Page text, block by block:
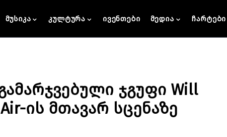
მუსიკა კულტურა ივენთები მედია ჩარტები
ჯგუფი Will
ის მთავარ სცენაზე